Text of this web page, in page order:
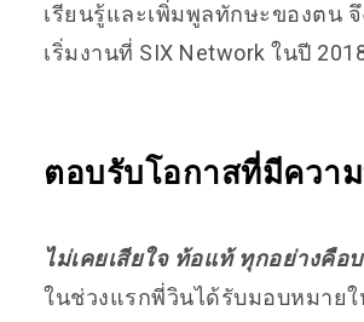
เรียนรู้และเพิ่มพูลทักษะของตน
เริ่มงานที่ SIX Network ในปี
ตอบรับโอกาสที่มีควา
ไม่เคยเสียใจ ท้อแท้ ทุกอย่างคือ
ในช่วงแรกพี่วินได้รับมอบหมายใ